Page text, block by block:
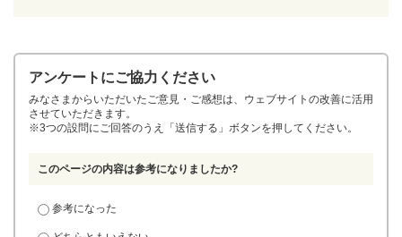
アンケートにご協力ください
みなさまからいただいたご意見・ご感想は、ウェブサイトの改善に活用
させていただきます。
※3つの設問にご回答のうえ「送信する」ボタンを押してください。
このページの内容は参考になりましたか?
参考になった